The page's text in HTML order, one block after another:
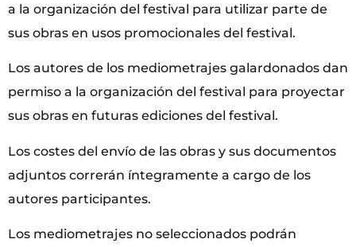
a la organización del festival para utilizar parte de
sus obras en usos promocionales del festival.
Los autores de los mediometrajes galardonados dan
permiso a la organización del festival para proyectar
sus obras en futuras ediciones del festival.
Los costes del envío de las obras y sus documentos
adjuntos correrán íntegramente a cargo de los
autores participantes.
Los mediometrajes no seleccionados podrán